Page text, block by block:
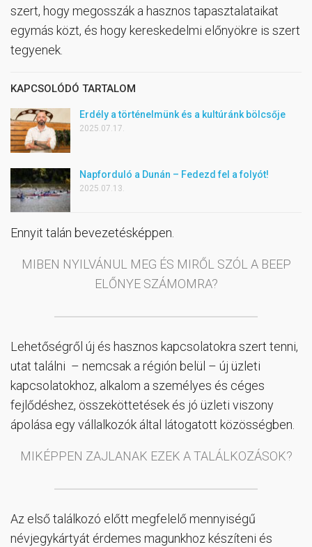
szert, hogy megosszák a hasznos tapasztalataikat
egymás közt, és hogy kereskedelmi előnyökre is szert
tegyenek.
KAPCSOLÓDÓ TARTALOM
Erdély a történelmünk és a kultúránk bölcsője
2025.07.17.
Napforduló a Dunán – Fedezd fel a folyót!
2025.07.13.
Ennyit talán bevezetésképpen.
MIBEN NYILVÁNUL MEG ÉS MIRŐL SZÓL A BEEP
ELŐNYE SZÁMOMRA?
Lehetőségről új és hasznos kapcsolatokra szert tenni,
utat találni – nemcsak a régión belül – új üzleti
kapcsolatokhoz, alkalom a személyes és céges
fejlődéshez, összeköttetések és jó üzleti viszony
ápolása egy vállalkozók által látogatott közösségben.
MIKÉPPEN ZAJLANAK EZEK A TALÁLKOZÁSOK?
Az első találkozó előtt megfelelő mennyiségű
névjegykártyát érdemes magunkhoz készíteni és